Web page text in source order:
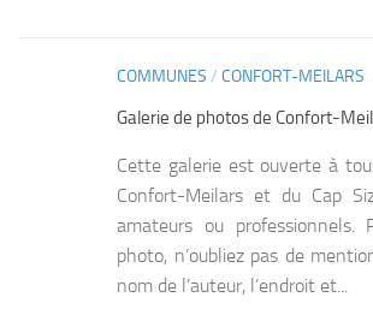
COMMUNES / CONFORT-MEILARS
Galerie de photos de Confort-
Cette galerie est ouverte à
Confort-Meilars et du Cap
amateurs ou professionnels.
photo, n’oubliez pas de
nom de l’auteur, l’endroit et...